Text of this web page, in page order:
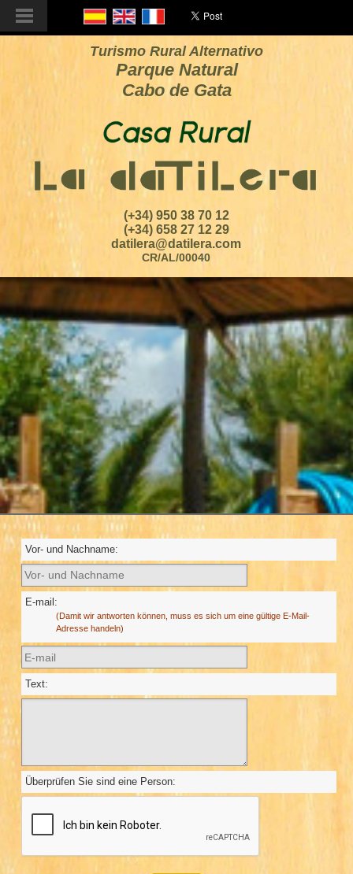
Turismo Rural Alternativo
Parque Natural
Cabo de Gata
(+34) 950 38 70 12
(+34) 658 27 12 29
datilera@datilera.com
CR/AL/00040
Vor- und Nachname:
E-mail:
(Damit wir antworten können, muss es sich um eine gültige E-Mail-
Adresse handeln)
Text:
Überprüfen Sie sind eine Person: